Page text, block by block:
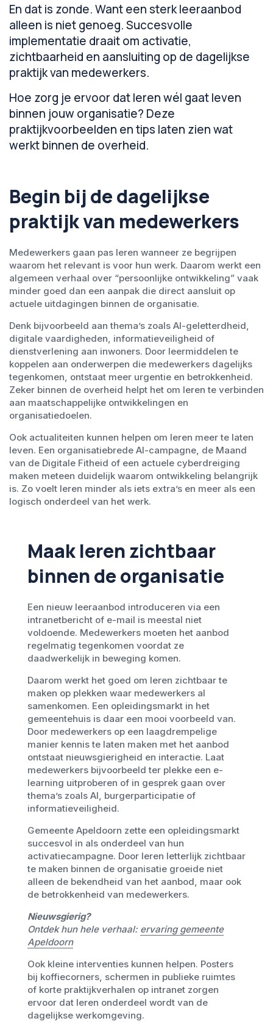
En dat is zonde. Want een sterk leeraanbod
alleen is niet genoeg. Succesvolle
implementatie draait om activatie,
zichtbaarheid en aansluiting op de dagelijkse
praktijk van medewerkers.
Hoe zorg je ervoor dat leren wél gaat leven
binnen jouw organisatie? Deze
praktijkvoorbeelden en tips laten zien wat
werkt binnen de overheid.
Begin bij de dagelijkse
praktijk van medewerkers
Medewerkers gaan pas leren wanneer ze begrijpen
waarom het relevant is voor hun werk. Daarom werkt een
algemeen verhaal over “persoonlijke ontwikkeling” vaak
minder goed dan een aanpak die direct aansluit op
actuele uitdagingen binnen de organisatie.
Denk bijvoorbeeld aan thema’s zoals AI-geletterdheid,
digitale vaardigheden, informatieveiligheid of
dienstverlening aan inwoners. Door leermiddelen te
koppelen aan onderwerpen die medewerkers dagelijks
tegenkomen, ontstaat meer urgentie en betrokkenheid.
Zeker binnen de overheid helpt het om leren te verbinden
aan maatschappelijke ontwikkelingen en
organisatiedoelen.
Ook actualiteiten kunnen helpen om leren meer te laten
leven. Een organisatiebrede AI-campagne, de Maand
van de Digitale Fitheid of een actuele cyberdreiging
maken meteen duidelijk waarom ontwikkeling belangrijk
is. Zo voelt leren minder als iets extra’s en meer als een
logisch onderdeel van het werk.
Maak leren zichtbaar
binnen de organisatie
Een nieuw leeraanbod introduceren via een
intranetbericht of e-mail is meestal niet
voldoende. Medewerkers moeten het aanbod
regelmatig tegenkomen voordat ze
daadwerkelijk in beweging komen.
Daarom werkt het goed om leren zichtbaar te
maken op plekken waar medewerkers al
samenkomen. Een opleidingsmarkt in het
gemeentehuis is daar een mooi voorbeeld van.
Door medewerkers op een laagdrempelige
manier kennis te laten maken met het aanbod
ontstaat nieuwsgierigheid en interactie. Laat
medewerkers bijvoorbeeld ter plekke een e-
learning uitproberen of in gesprek gaan over
thema’s zoals AI, burgerparticipatie of
informatieveiligheid.
Gemeente Apeldoorn zette een opleidingsmarkt
succesvol in als onderdeel van hun
activatiecampagne. Door leren letterlijk zichtbaar
te maken binnen de organisatie groeide niet
alleen de bekendheid van het aanbod, maar ook
de betrokkenheid van medewerkers.
Nieuwsgierig?
Ontdek hun hele verhaal: ervaring gemeente
Apeldoorn
Ook kleine interventies kunnen helpen. Posters
bij koffiecorners, schermen in publieke ruimtes
of korte praktijkverhalen op intranet zorgen
ervoor dat leren onderdeel wordt van de
dagelijkse werkomgeving.